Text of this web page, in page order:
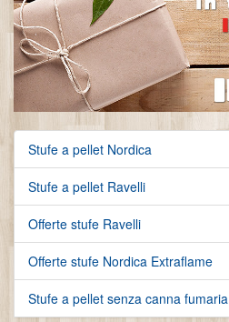
Stufe a pellet Nordica
Stufe a pellet Ravelli
Offerte stufe Ravelli
Offerte stufe Nordica Extraflame
Stufe a pellet senza canna fumaria